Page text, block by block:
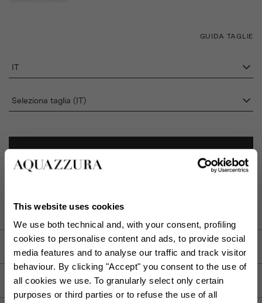
This website uses cookies
We use both technical and, with your consent, profiling
cookies to personalise content and ads, to provide social
media features and to analyse our traffic and track visitor
behaviour. By clicking "Accept" you consent to the use of
all cookies we use. To granularly select only certain
purposes or third parties or to refuse the use of all
GUIDA TAGLIE
IT
Seleziona taglia (IT)
AGGIUNGI AL CARRELLO
DESCRIZIONE
DETTAGLI